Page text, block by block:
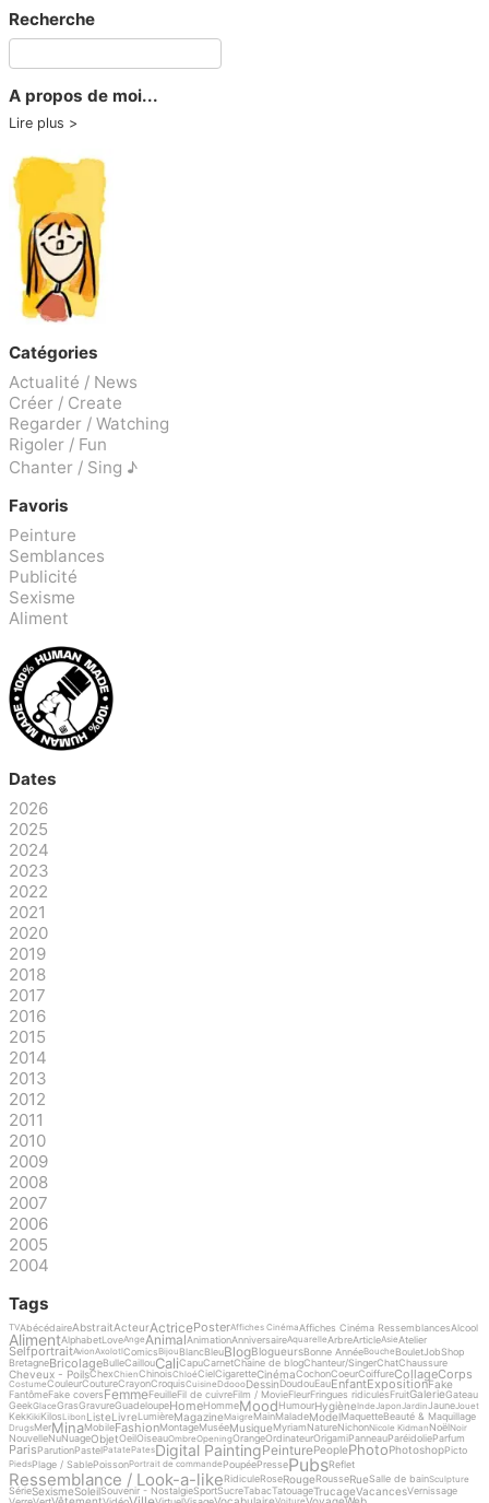
Recherche
A propos de moi...
Lire plus
Catégories
Actualité / News
Créer / Create
Regarder / Watching
Rigoler / Fun
Chanter / Sing ♪
Favoris
Peinture
Semblances
Publicité
Sexisme
Aliment
Dates
2026
2025
2024
2023
2022
2021
2020
2019
2018
2017
2016
2015
2014
2013
2012
2011
2010
2009
2008
2007
2006
2005
2004
Tags
TVAbécédaireAbstraitActeurActricePosterAffiches CinémaAffiches Cinéma RessemblancesAlcool
AlimentAlphabetLoveAnge AnimalAnimationAnniversaireAquarelleArbreArticleAsieAtelier
SelfportraitAvionAxolotlComicsBijou BlancBleuBlogBlogueursBonne AnnéeBouche BouletJobShop
BretagneBricolageBulleCaillouCaliCapuCarnetChaine de blogChanteur/SingerChatChaussure
Cheveux - PoilsChexChienChinoisChloéCielCigaretteCinémaCochonCoeurCoiffureCollageCorps
CostumeCouleurCoutureCrayonCroquisCuisineDdoooDessinDoudouEauEnfantExpositionFake
FantômeFake coversFemmeFeuilleFil de cuivreFilm / MovieFleurFringues ridiculesFruitGalerieGateau
GeekGlaceGrasGravureGuadeloupeHomeHommeMoodHumourHygièneInde Japon JardinJaune Jouet
KekKikiKilosLibon ListeLivreLumièreMagazineMaigre MainMaladeModelMaquetteBeauté & Maquillage
DrugsMerMinaMobileFashionMontageMuséeMusiqueMyriamNatureNichonNicole Kidman NoëlNoir
NouvelleNuNuageObjetOeilOiseauOmbreOpeningOrangeOrdinateurOrigamiPanneauParéidolieParfum
ParisParutionPastelPatatePatesDigital PaintingPeinturePeoplePhotoPhotoshopPicto
PiedsPlage / SablePoissonPortrait de commande PoupéePressePubsReflet
Ressemblance / Look-a-likeRidiculeRoseRougeRousseRueSalle de bainSculpture
SérieSexismeSoleilSouvenir - NostalgieSportSucreTabacTatouageTrucageVacancesVernissage